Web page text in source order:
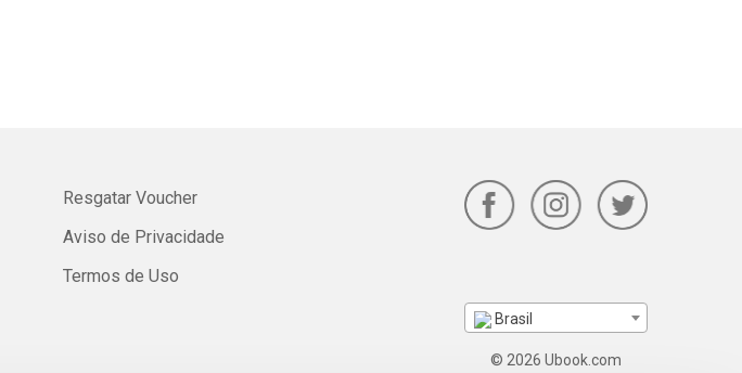
Resgatar Voucher
Aviso de Privacidade
Termos de Uso
Brasil
© 2026 Ubook.com